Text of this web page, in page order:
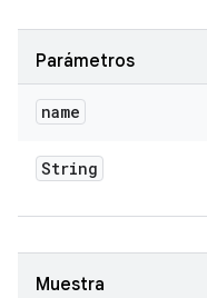
Parámetros
name
String
Muestra